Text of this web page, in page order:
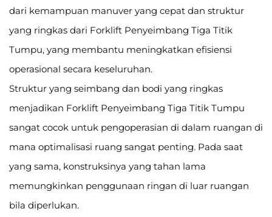
dari kemampuan manuver yang cepat dan struktur
yang ringkas dari Forklift Penyeimbang Tiga Titik
Tumpu, yang membantu meningkatkan efisiensi
operasional secara keseluruhan.
Struktur yang seimbang dan bodi yang ringkas
menjadikan Forklift Penyeimbang Tiga Titik Tumpu
sangat cocok untuk pengoperasian di dalam ruangan di
mana optimalisasi ruang sangat penting. Pada saat
yang sama, konstruksinya yang tahan lama
memungkinkan penggunaan ringan di luar ruangan
bila diperlukan.